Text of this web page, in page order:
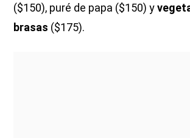
($150), puré de papa ($150) y
brasas ($175).